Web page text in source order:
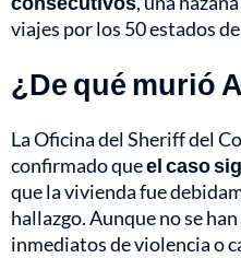
viajes por los 50 estados
¿De qué murió
La Oficina del Sheriff del
confirmado queel caso
que la vivienda fue
hallazgo. Aunque no se
inmediatos de violencia o